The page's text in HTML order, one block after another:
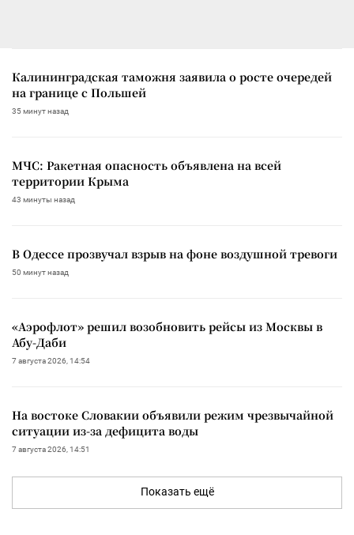
Калининградская таможня заявила о росте очередей
на границе с Польшей
35 минут назад
МЧС: Ракетная опасность объявлена на всей
территории Крыма
43 минуты назад
В Одессе прозвучал взрыв на фоне воздушной тревоги
50 минут назад
«Аэрофлот» решил возобновить рейсы из Москвы в
Абу-Даби
7 августа 2026, 14:54
На востоке Словакии объявили режим чрезвычайной
ситуации из-за дефицита воды
7 августа 2026, 14:51
Показать ещё